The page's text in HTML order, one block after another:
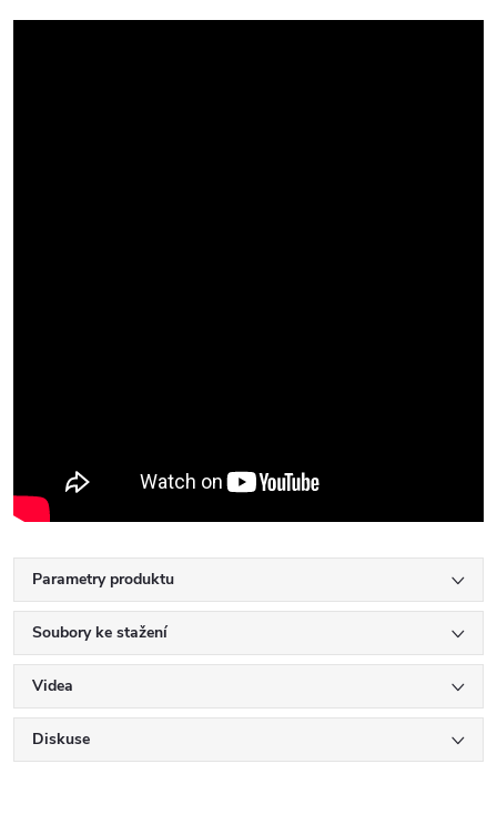
Parametry produktu
Soubory ke stažení
Videa
Diskuse